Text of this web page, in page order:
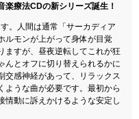
療法CDの新シリーズ誕生！
。人間は通常「サーカディア
ルモンが上がって身体が目覚
ますが、昼夜逆転してこれが狂
んとオフに切り替えられるかに
交感神経があって、リラックス
ような曲が必要です。最初から
情動に訴えかけるような安定し